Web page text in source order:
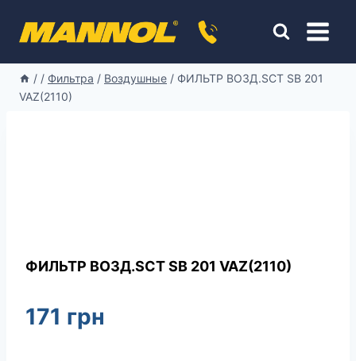
/ / Фильтра / Воздушные / ФИЛЬТР ВОЗД.SCT SB 201
VAZ(2110)
ФИЛЬТР ВОЗД.SCT SB 201 VAZ(2110)
171 грн